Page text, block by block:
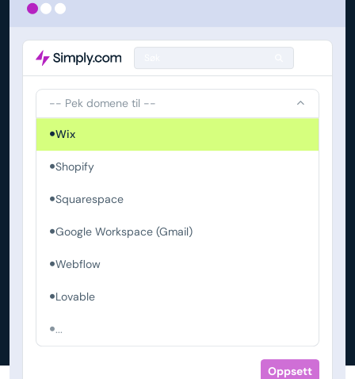
-- Pek domene til --
Wix
Shopify
Squarespace
Google Workspace (Gmail)
Webflow
Lovable
...
Oppsett